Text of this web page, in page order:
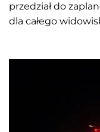
przedział do
dla całego